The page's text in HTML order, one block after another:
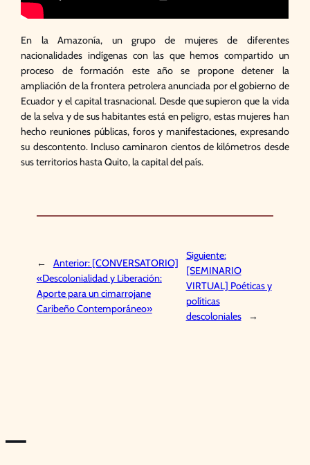
En la Amazonía, un grupo de mujeres de diferentes
nacionalidades indígenas con las que hemos compartido un
proceso de formación este año se propone detener la
ampliación de la frontera petrolera anunciada por el gobierno de
Ecuador y el capital trasnacional. Desde que supieron que la vida
de la selva y de sus habitantes está en peligro, estas mujeres han
hecho reuniones públicas, foros y manifestaciones, expresando
su descontento. Incluso caminaron cientos de kilómetros desde
sus territorios hasta Quito, la capital del país.
← Anterior: [CONVERSATORIO]
«Descolonialidad y Liberación:
Aporte para un cimarrojane
Caribeño Contemporáneo»
Siguiente:
[SEMINARIO
VIRTUAL] Poéticas y
políticas
descoloniales
→
—